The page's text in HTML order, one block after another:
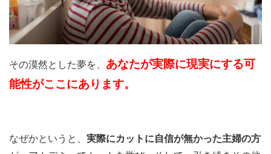
その漠然とした夢を、 あなたが実際に現実にする可
能性がここにあります。
なぜかというと、 実際にカットに自信が無かった主婦の方